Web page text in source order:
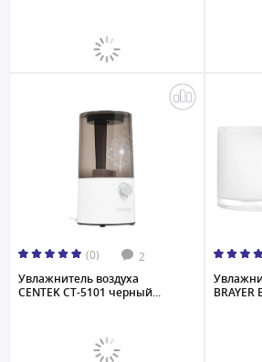
(0) 2
Увлажнитель воздуха
CENTEK CT-5101 черный...